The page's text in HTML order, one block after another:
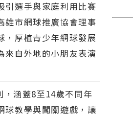
引選手與家庭利用比賽
雄市網球推廣協會理事
，厚植青少年網球發展
來自外地的小朋友表演
涵蓋8至14歲不同年
球教學與闖關遊戲，讓